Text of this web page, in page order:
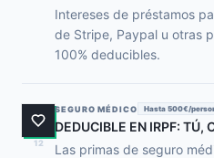
Intereses de préstamos
de Stripe, Paypal u otras
100% deducibles.
12
SEGURO MÉDICO Hasta 500€/
DEDUCIBLE EN IRPF: TÚ,
Las primas de seguro